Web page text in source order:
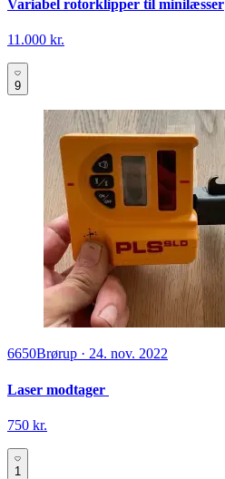
Variabel rotorklipper til minilæsser
11.000 kr.
9
6650Brørup · 24. nov. 2022
Laser modtager
750 kr.
1